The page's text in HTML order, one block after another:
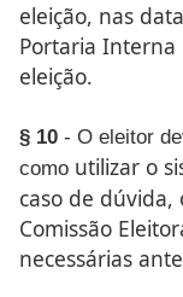
eleição, nas
Portaria
eleição.
§ 10 - O eleitor
como utilizar o
caso de dúvida,
Comissão
necessárias